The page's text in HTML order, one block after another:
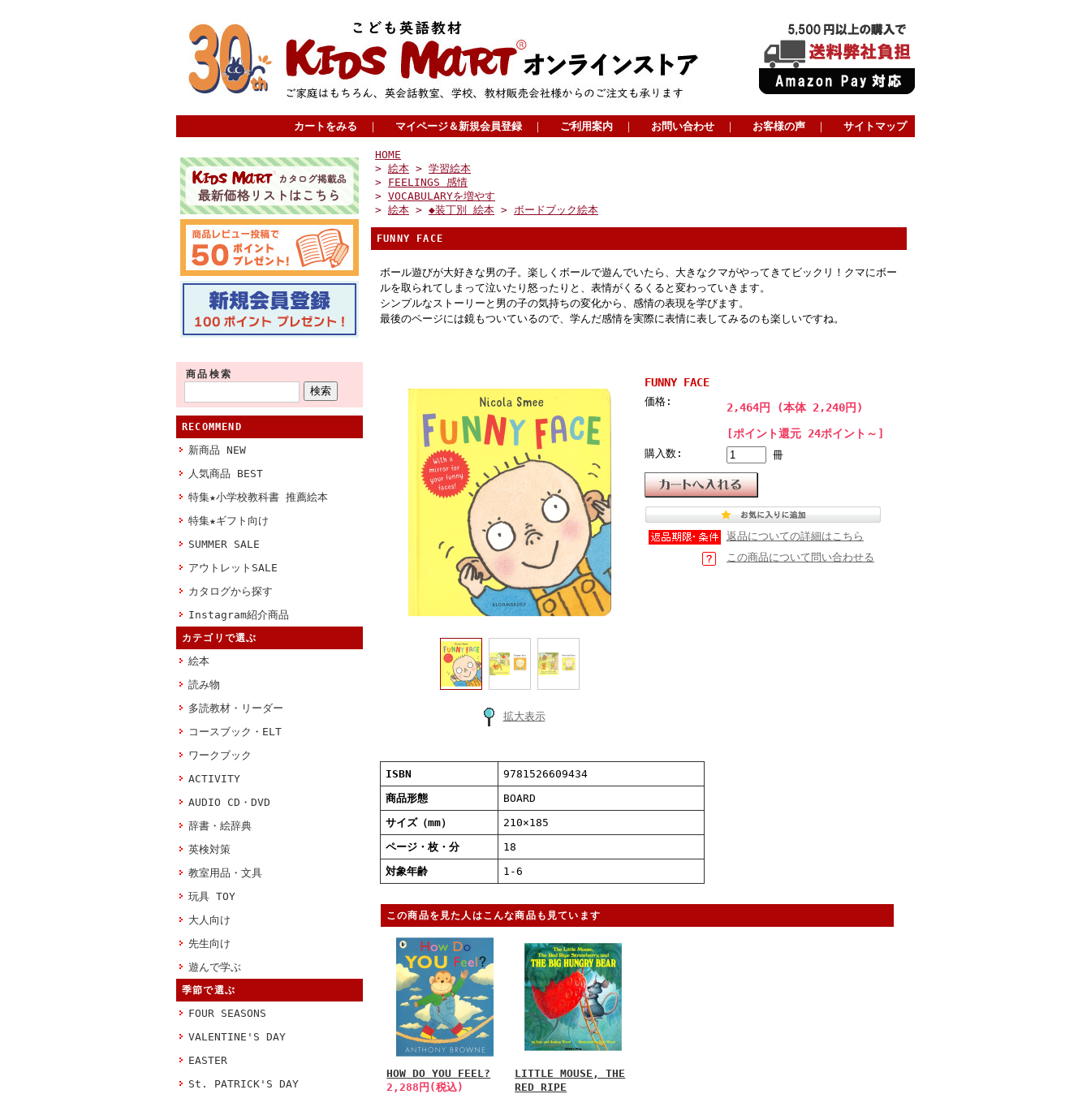
カートをみる ｜ マイページ＆新規会員登録 ｜ ご利用案内 ｜ お問い合わせ ｜ お客様の声 ｜ サイトマップ
商品検索
RECOMMEND
新商品 NEW
人気商品 BEST
特集★小学校教科書 推薦絵本
特集★ギフト向け
SUMMER SALE
アウトレットSALE
カタログから探す
Instagram紹介商品
カテゴリで選ぶ
絵本
読み物
多読教材・リーダー
コースブック・ELT
ワークブック
ACTIVITY
AUDIO CD・DVD
辞書・絵辞典
英検対策
教室用品・文具
玩具 TOY
大人向け
先生向け
遊んで学ぶ
季節で選ぶ
FOUR SEASONS
VALENTINE'S DAY
EASTER
St. PATRICK'S DAY
HOME
> 絵本 > 学習絵本
> FEELINGS 感情
> VOCABULARYを増やす
> 絵本 > ◆装丁別 絵本 > ボードブック絵本
FUNNY FACE
ボール遊びが大好きな男の子。楽しくボールで遊んでいたら、大きなクマがやってきてビックリ！クマにボー
ルを取られてしまって泣いたり怒ったりと、表情がくるくると変わっていきます。
シンプルなストーリーと男の子の気持ちの変化から、感情の表現を学びます。
最後のページには鏡もついているので、学んだ感情を実際に表情に表してみるのも楽しいですね。
拡大表示
FUNNY FACE
価格:
2,464円 (本体 2,240円)
[ポイント還元 24ポイント～]
購入数: 冊
返品についての詳細はこちら
この商品について問い合わせる
ISBN
9781526609434
商品形態
BOARD
サイズ（mm）
210×185
ページ・枚・分
18
対象年齢
1-6
この商品を見た人はこんな商品も見ています
HOW DO YOU FEEL?
2,288円(税込)
LITTLE MOUSE, THE
RED RIPE